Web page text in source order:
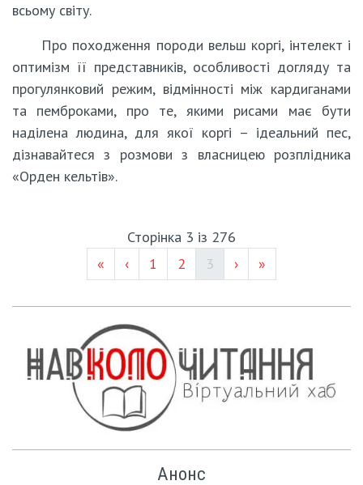
всьому світу.
Про походження породи вельш коргі, інтелект і
оптимізм її представників, особливості догляду та
прогулянковий режим, відмінності між кардиганами
та пемброками, про те, якими рисами має бути
наділена людина, для якої коргі – ідеальний пес,
дізнавайтеся з розмови з власницею розплідника
«Орден кельтів».
Сторінка 3 із 276
«
‹ Page #
1 Page #
2 (current)
3 › »
Анонс